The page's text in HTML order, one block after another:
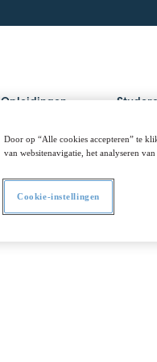
Opleidingen
Door op “Alle cookies accepteren” te
van websitenavigatie, het analyseren
Cookie-instellingen